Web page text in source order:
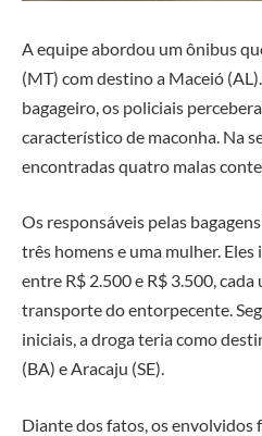
A equipe abordou um ônibus
(MT) com destino a Maceió
bagageiro, os policiais
característico de maconha. Na
encontradas quatro malas
Os responsáveis pelas
três homens e uma mulher.
entre R$ 2.500 e R$ 3.500, cada
transporte do entorpecente.
iniciais, a droga teria como
(BA) e Aracaju (SE).
Diante dos fatos, os envolvidos